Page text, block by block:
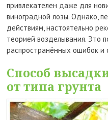
привлекателен даже для
виноградной лозы. Однако,
действиям, настоятельно
теорией возделывания. Это
распространённых ошибок и
Способ
от типа грунта